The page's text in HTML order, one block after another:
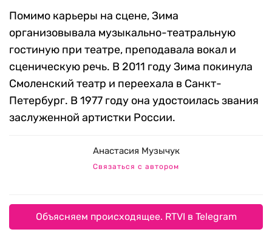
Помимо карьеры на сцене, Зима
организовывала музыкально-театральную
гостиную при театре, преподавала вокал и
сценическую речь. В 2011 году Зима покинула
Смоленский театр и переехала в Санкт-
Петербург. В 1977 году она удостоилась звания
заслуженной артистки России.
Анастасия Музычук
Связаться с автором
Объясняем происходящее. RTVI в Telegram